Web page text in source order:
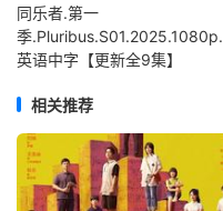
同乐者.第一
季.Pluribus.S01.2025.1080p.
英语中字【更新全9集】
相关推荐